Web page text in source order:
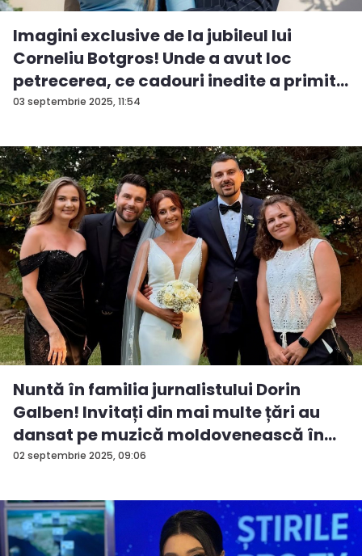
03 septembrie 2025, 11:54
Imagini exclusive de la jubileul lui
Corneliu Botgros! Unde a avut loc
petrecerea, ce cadouri inedite a primit...
02 septembrie 2025, 09:06
Nuntă în familia jurnalistului Dorin
Galben! Invitați din mai multe țări au
dansat pe muzică moldovenească în...